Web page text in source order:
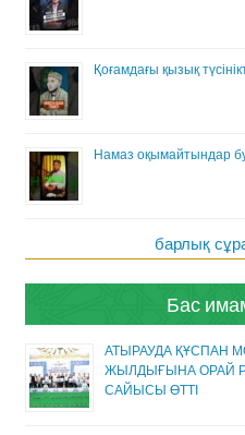
Қоғамдағы қызық
Намаз оқымайтындар
барлық
Бас
АТЫРАУДА ҚҰСПАН
ЖЫЛДЫҒЫНА ОРАЙ
САЙЫСЫ ӨТТІ